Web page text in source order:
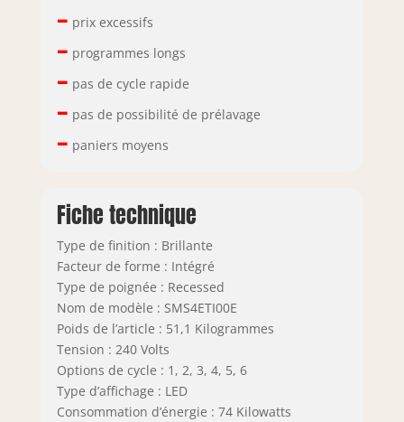
– prix excessifs
– programmes longs
– pas de cycle rapide
– pas de possibilité de prélavage
– paniers moyens
Fiche technique
Type de finition : Brillante
Facteur de forme : Intégré
Type de poignée : Recessed
Nom de modèle : SMS4ETI00E
Poids de l’article : 51,1 Kilogrammes
Tension : 240 Volts
Options de cycle : 1, 2, 3, 4, 5, 6
Type d’affichage : LED
Consommation d’énergie : 74 Kilowatts